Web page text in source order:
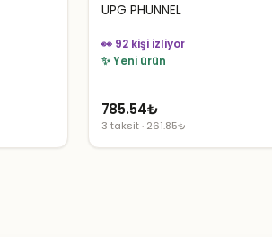
UPG PHUNNEL
👀 92 kişi izliyor
✨ Yeni ürün
785.54₺
3 taksit · 261.85₺